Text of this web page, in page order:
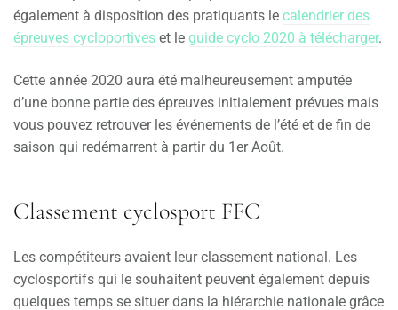
également à disposition des pratiquants le calendrier des
épreuves cycloportives et le guide cyclo 2020 à télécharger.
Cette année 2020 aura été malheureusement amputée
d’une bonne partie des épreuves initialement prévues mais
vous pouvez retrouver les événements de l’été et de fin de
saison qui redémarrent à partir du 1er Août.
Classement cyclosport FFC
Les compétiteurs avaient leur classement national. Les
cyclosportifs qui le souhaitent peuvent également depuis
quelques temps se situer dans la hiérarchie nationale grâce